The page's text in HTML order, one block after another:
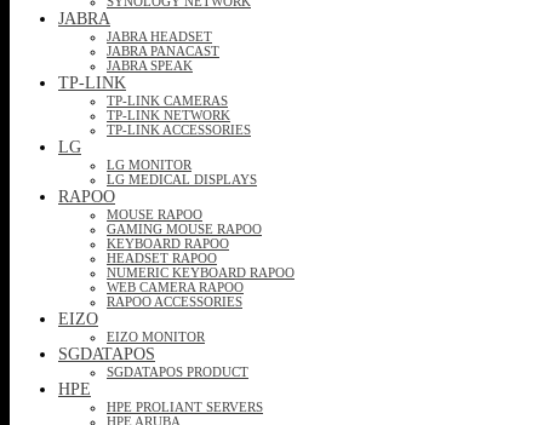
JABRA
JABRA HEADSET
JABRA PANACAST
JABRA SPEAK
TP-LINK
TP-LINK CAMERAS
TP-LINK NETWORK
TP-LINK ACCESSORIES
LG
LG MONITOR
LG MEDICAL DISPLAYS
RAPOO
MOUSE RAPOO
GAMING MOUSE RAPOO
KEYBOARD RAPOO
HEADSET RAPOO
NUMERIC KEYBOARD RAPOO
WEB CAMERA RAPOO
RAPOO ACCESSORIES
EIZO
EIZO MONITOR
SGDATAPOS
SGDATAPOS PRODUCT
HPE
HPE PROLIANT SERVERS
HPE ARUBA